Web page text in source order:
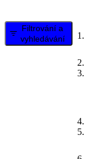
Filtrování a
vyhledávání